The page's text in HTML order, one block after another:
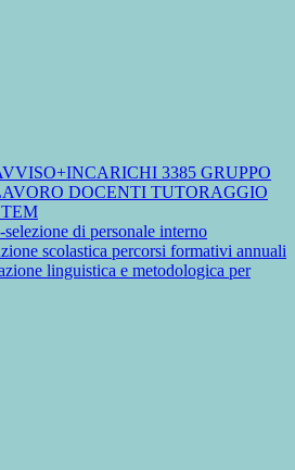
3385 GRUPPO
DOCENTI TUTORAGGIO
selezione di personale interno
scolastica percorsi formativi annuali
linguistica e metodologica per